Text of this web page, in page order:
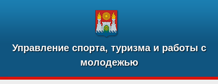
Управление спорта, туризма и работы с
молодежью